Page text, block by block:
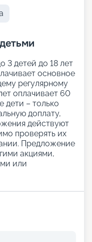
3 детей до 18 лет
основное
регулярному
оплачивает 60
дети – только
доплату,
действуют
проверять их
Предложение
акциями,
или